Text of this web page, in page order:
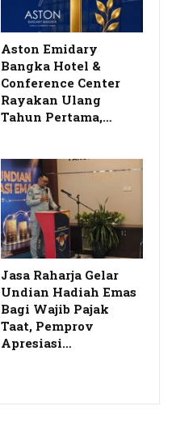
Aston Emidary
Bangka Hotel &
Conference Center
Rayakan Ulang
Tahun Pertama,…
Jasa Raharja Gelar
Undian Hadiah Emas
Bagi Wajib Pajak
Taat, Pemprov
Apresiasi…